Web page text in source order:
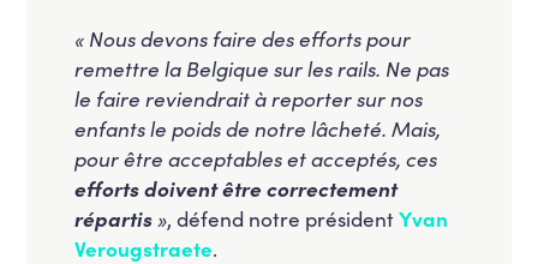
« Nous devons faire des efforts pour
remettre la Belgique sur les rails. Ne pas
le faire reviendrait à reporter sur nos
enfants le poids de notre lâcheté. Mais,
pour être acceptables et acceptés, ces
efforts doivent être correctement
répartis», défend notre présidentYvan
Verougstraete.